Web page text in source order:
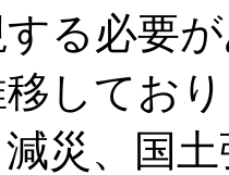
る必要
してお
災、国